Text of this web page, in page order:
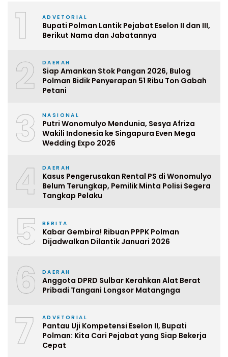
1 ADVETORIAL
Bupati Polman Lantik Pejabat Eselon II dan III,
Berikut Nama dan Jabatannya
2 DAERAH
Siap Amankan Stok Pangan 2026, Bulog
Polman Bidik Penyerapan 51 Ribu Ton Gabah
Petani
3 NASIONAL
Putri Wonomulyo Mendunia, Sesya Afriza
Wakili Indonesia ke Singapura Even Mega
Wedding Expo 2026
4 DAERAH
Kasus Pengerusakan Rental PS di Wonomulyo
Belum Terungkap, Pemilik Minta Polisi Segera
Tangkap Pelaku
5 BERITA
Kabar Gembira! Ribuan PPPK Polman
Dijadwalkan Dilantik Januari 2026
6 DAERAH
Anggota DPRD Sulbar Kerahkan Alat Berat
Pribadi Tangani Longsor Matangnga
7 ADVETORIAL
Pantau Uji Kompetensi Eselon II, Bupati
Polman: Kita Cari Pejabat yang Siap Bekerja
Cepat